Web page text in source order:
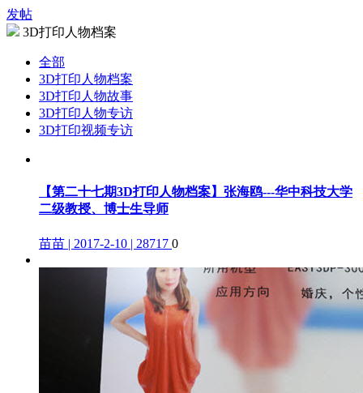
发帖
3D打印人物档案
全部
3D打印人物档案
3D打印人物故事
3D打印人物专访
3D打印视频专访
【第二十七期3D打印人物档案】张海鸥---华中科技大学
二级教授、博士生导师
苗苗 | 2017-2-10 | 28717 0